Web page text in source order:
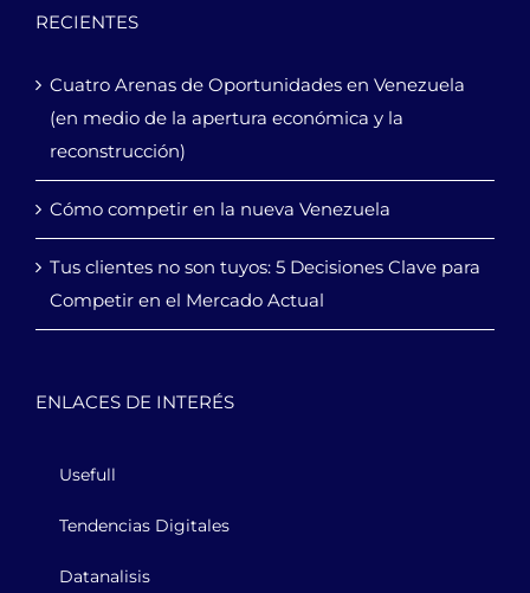
RECIENTES
Cuatro Arenas de Oportunidades en Venezuela
(en medio de la apertura económica y la
reconstrucción)
Cómo competir en la nueva Venezuela
Tus clientes no son tuyos: 5 Decisiones Clave para
Competir en el Mercado Actual
ENLACES DE INTERÉS
Usefull
Tendencias Digitales
Datanalisis